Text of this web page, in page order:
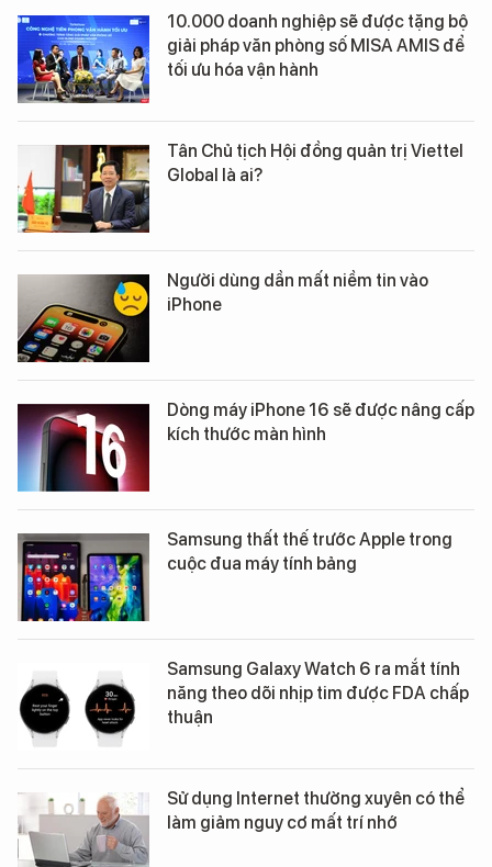
10.000 doanh nghiệp sẽ được tặng bộ
giải pháp văn phòng số MISA AMIS để
tối ưu hóa vận hành
Tân Chủ tịch Hội đồng quản trị Viettel
Global là ai?
Người dùng dần mất niềm tin vào
iPhone
Dòng máy iPhone 16 sẽ được nâng cấp
kích thước màn hình
Samsung thất thế trước Apple trong
cuộc đua máy tính bảng
Samsung Galaxy Watch 6 ra mắt tính
năng theo dõi nhịp tim được FDA chấp
thuận
Sử dụng Internet thường xuyên có thể
làm giảm nguy cơ mất trí nhớ